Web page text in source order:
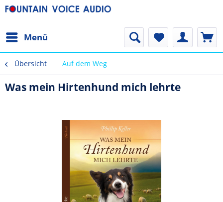
Menü
Übersicht Auf dem Weg
Was mein Hirtenhund mich lehrte